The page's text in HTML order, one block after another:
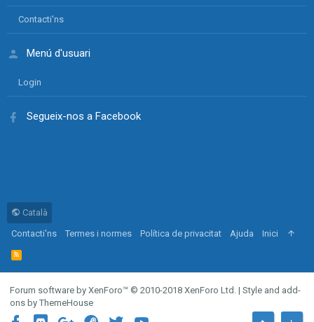
Contacti'ns
Menú d'usuari
Login
Segueix-nos a Facebook
Català
Contacti'ns
Termes i normes Política de privacitat Ajuda Inici
R
S
S
Forum software by XenForo™ © 2010-2018 XenForo Ltd. | Style and add-
ons by ThemeHouse